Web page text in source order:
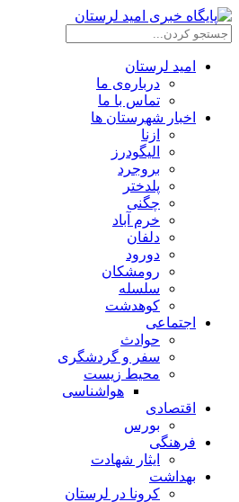
امید لرستان
درباره‌ی ما
تماس با ما
اخبار شهرستان ها
ازنا
الیگودرز
بروجرد
پلدختر
چگنی
خرم آباد
دلفان
دورود
رومشکان
سلسله
کوهدشت
اجتماعی
حوادث
سفر و گردشگری
محیط زیست
هواشناسی
اقتصادی
بورس
فرهنگی
ایثار شهادت
بهداشت
کرونا در لرستان